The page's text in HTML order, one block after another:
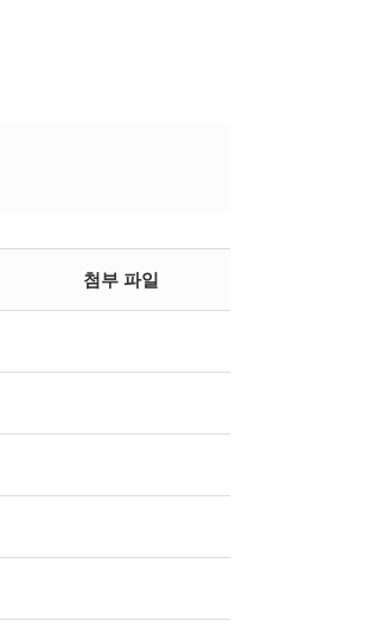
첨부 파일